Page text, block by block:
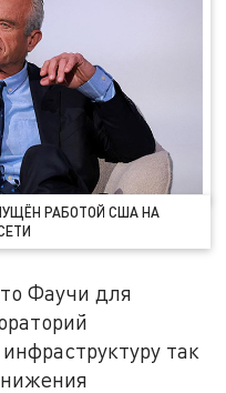
РАБОТОЙ США НА
Фаучи для
так